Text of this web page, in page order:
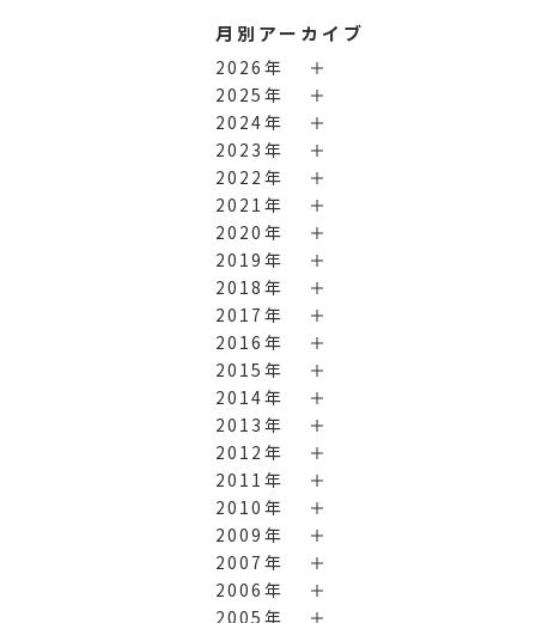
月別アーカイブ
2026年
2025年
2024年
2023年
2022年
2021年
2020年
2019年
2018年
2017年
2016年
2015年
2014年
2013年
2012年
2011年
2010年
2009年
2007年
2006年
2005年